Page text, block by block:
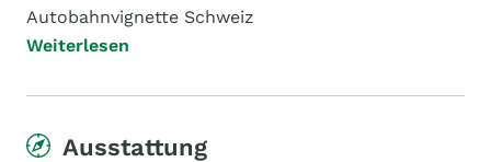
Autobahnvignette Schweiz
Weiterlesen
Ausstattung